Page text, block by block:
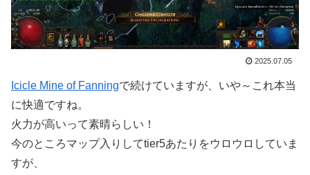
2025.07.05
Icicle Mine of Fanningで続けていますが、いや～これ本当
に快適ですね。
火力が高いって素晴らしい！
今のところマップ入りしてtier5あたりをウロウロしていま
すが、